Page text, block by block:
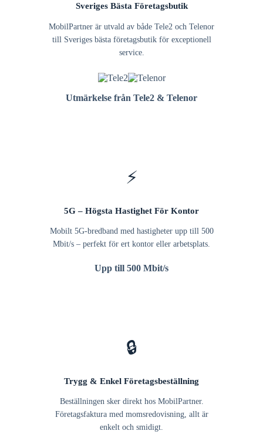
Sveriges Bästa Företagsbutik
MobilPartner är utvald av både Tele2 och Telenor
till Sveriges bästa företagsbutik för exceptionell
service.
Utmärkelse från Tele2 & Telenor
⚡
5G – Högsta Hastighet För Kontor
Mobilt 5G-bredband med hastigheter upp till 500
Mbit/s – perfekt för ert kontor eller arbetsplats.
Upp till 500 Mbit/s
🔒
Trygg & Enkel Företagsbeställning
Beställningen sker direkt hos MobilPartner.
Företagsfaktura med momsredovisning, allt är
enkelt och smidigt.